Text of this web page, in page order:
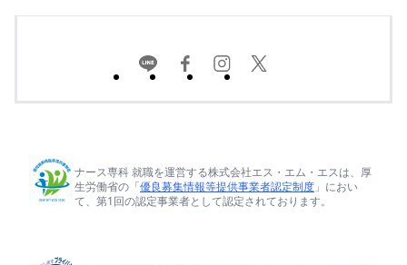
ナース専科 就職を運営する株式会社エス・エム・エスは、厚
生労働省の「優良募集情報等提供事業者認定制度 」におい
て、第1回の認定事業者として認定されております。